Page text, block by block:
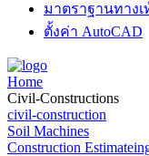
มาตราฐานทาง
ตั้งค่า AutoCAD
Home
Civil-Constructions
civil-construction
Soil Machines
Construction